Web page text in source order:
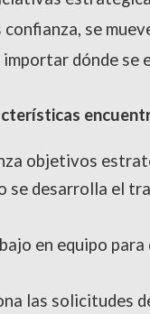
se
importar dónde se
objetivos
se desarrolla el
en equipo para
las solicitudes